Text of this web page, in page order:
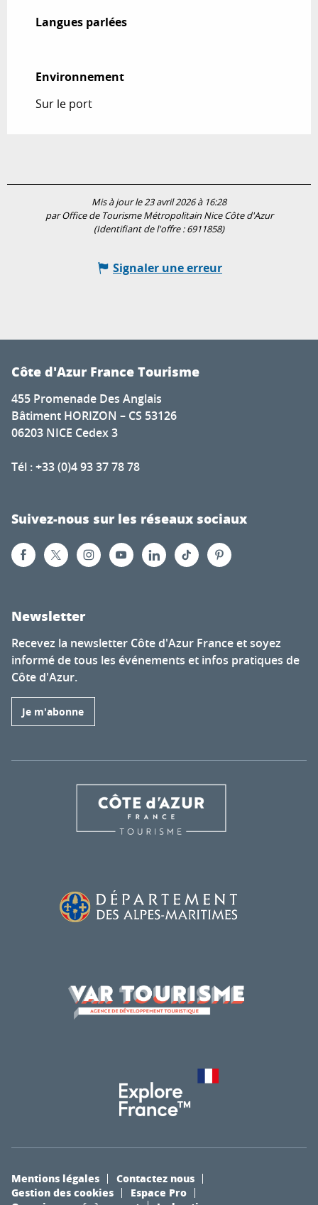
Langues parlées
Langues parlées
Environnement
Environnement
Sur le port
Mis à jour le 23 avril 2026 à 16:28
par Office de Tourisme Métropolitain Nice Côte d'Azur
(Identifiant de l'offre :6911858)
Signaler une erreur
Côte d'Azur France Tourisme
455 Promenade Des Anglais
Bâtiment HORIZON – CS 53126
06203 NICE Cedex 3
Tél : +33 (0)4 93 37 78 78
Suivez-nous sur les réseaux sociaux
Newsletter
Recevez la newsletter Côte d'Azur France et soyez
informé de tous les événements et infos pratiques de
Côte d'Azur.
Je m'abonne
Mentions légales
Contactez nous
Gestion des cookies
Espace Pro